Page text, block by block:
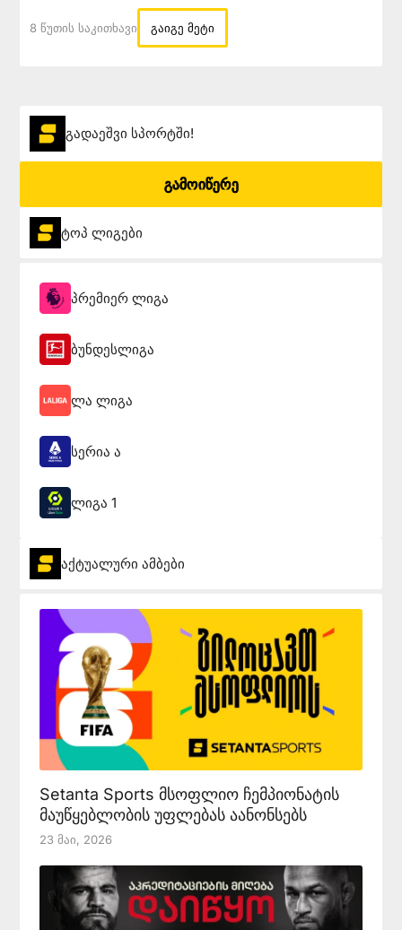
8 Წუთის Საკითხავი გაიგე მეტი
გადაეშვი სპორტში!
გამოიწერე
ტოპ ლიგები
პრემიერ ლიგა
ბუნდესლიგა
ლა ლიგა
სერია ა
ლიგა 1
აქტუალური ამბები
Setanta Sports მსოფლიო ჩემპიონატის
მაუწყებლობის უფლებას აანონსებს
23 Მაი, 2026